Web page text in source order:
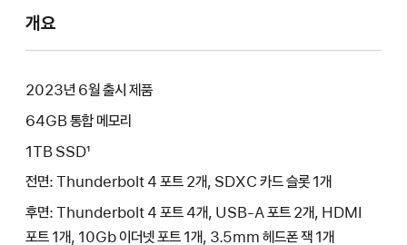
개요
2023년 6월 출시 제품
64GB 통합 메모리
1TB SSD¹
전면: Thunderbolt 4 포트 2개, SDXC 카드 슬롯 1개
후면: Thunderbolt 4 포트 4개, USB-A 포트 2개, HDMI
포트 1개, 10Gb 이더넷 포트 1개, 3.5mm 헤드폰 잭 1개